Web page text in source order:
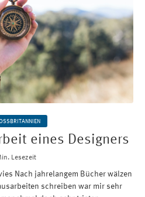
eines Designers
Lesezeit
Nach jahrelangem Bücher wälzen
schreiben war mir sehr